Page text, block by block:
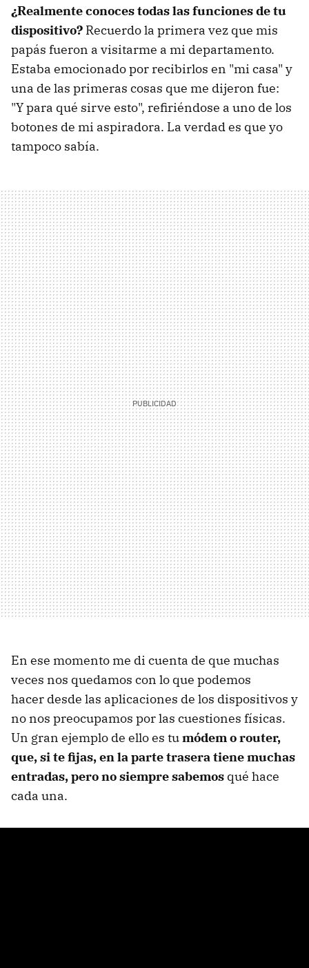
¿Realmente conoces todas las funciones de tu
dispositivo? Recuerdo la primera vez que mis
papás fueron a visitarme a mi departamento.
Estaba emocionado por recibirlos en "mi casa" y
una de las primeras cosas que me dijeron fue:
"Y para qué sirve esto", refiriéndose a uno de los
botones de mi aspiradora. La verdad es que yo
tampoco sabía.
En ese momento me di cuenta de que muchas
veces nos quedamos con lo que podemos
hacer desde las aplicaciones de los dispositivos y
no nos preocupamos por las cuestiones físicas.
Un gran ejemplo de ello es tumódemorouter,
que, si te fijas, en la parte trasera tiene muchas
entradas, pero no siempre sabemos qué hace
cada una.